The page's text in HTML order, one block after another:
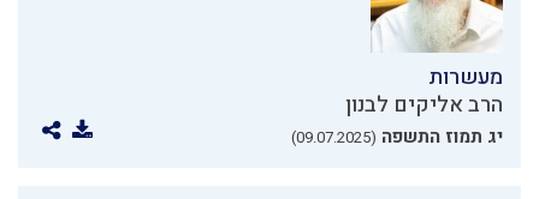
מעשרות
הרב אליקים לבנון
יג תמוז התשפה (09.07.2025)